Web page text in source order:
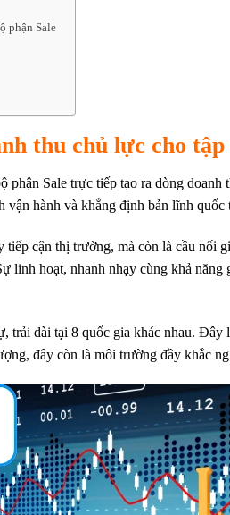
phận Sale
thu chủ lực cho tập
phận Sale trực tiếp tạo ra dòng
vận hành và khẳng định bản lĩnh quốc
cận thị trường, mà còn là cầu
linh hoạt, nhanh nhạy cùng khả
trải dài tại 8 quốc gia khác nhau.
đây còn là môi trường đầy khắc